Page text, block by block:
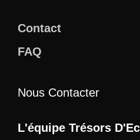
Contact
FAQ
Nous Contacter
L'équipe Trésors